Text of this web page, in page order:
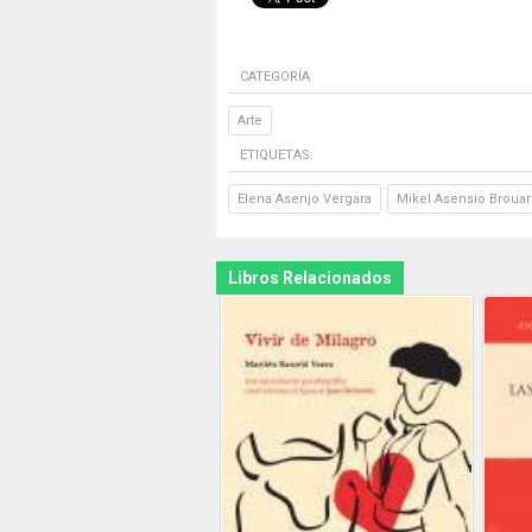
CATEGORÍA
Arte
ETIQUETAS:
Elena Asenjo Vergara Mikel Asensio
Libros Relacionados